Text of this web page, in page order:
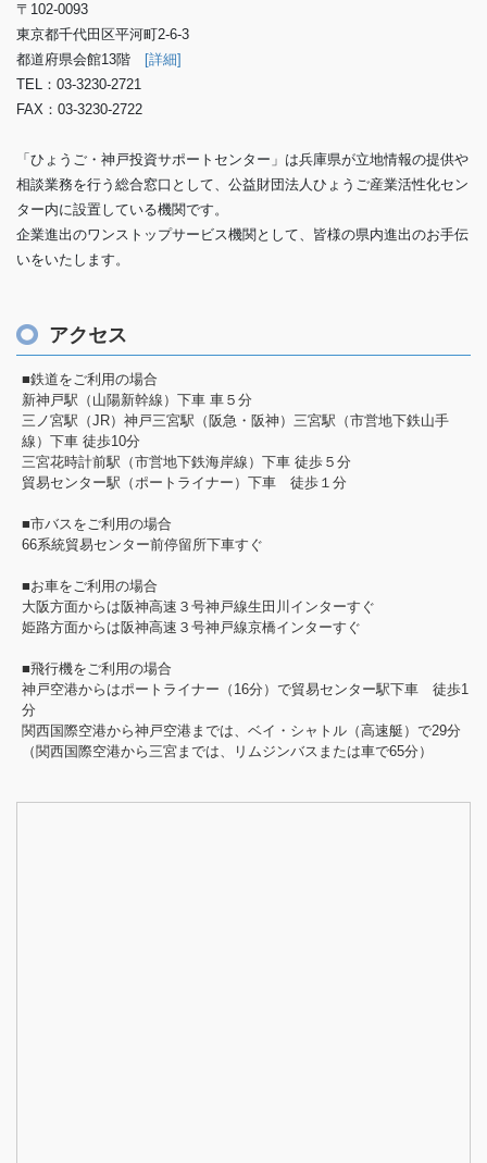
〒102-0093
東京都千代田区平河町2-6-3
都道府県会館13階
[詳細]
TEL：03-3230-2721
FAX：03-3230-2722
「ひょうご・神戸投資サポートセンター」は兵庫県が立地情報の提供や
相談業務を行う総合窓口として、公益財団法人ひょうご産業活性化セン
ター内に設置している機関です。
企業進出のワンストップサービス機関として、皆様の県内進出のお手伝
いをいたします。
アクセス
■鉄道をご利用の場合
新神戸駅（山陽新幹線）下車 車５分
三ノ宮駅（JR）神戸三宮駅（阪急・阪神）三宮駅（市営地下鉄山手
線）下車 徒歩10分
三宮花時計前駅（市営地下鉄海岸線）下車 徒歩５分
貿易センター駅（ポートライナー）下車 徒歩１分
■市バスをご利用の場合
66系統貿易センター前停留所下車すぐ
■お車をご利用の場合
大阪方面からは阪神高速３号神戸線生田川インターすぐ
姫路方面からは阪神高速３号神戸線京橋インターすぐ
■飛行機をご利用の場合
神戸空港からはポートライナー（16分）で貿易センター駅下車 徒歩1
分
関西国際空港から神戸空港までは、ベイ・シャトル（高速艇）で29分
（関西国際空港から三宮までは、リムジンバスまたは車で65分）